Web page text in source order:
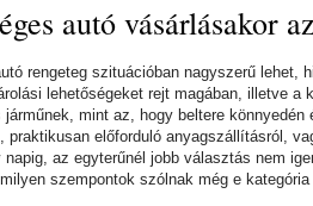
autó vásárlásakor
rengeteg szituációban nagyszerű lehet,
lehetőségeket rejt magában, illetve a
járműnek, mint az, hogy beltere
praktikusan előforduló anyagszállításról,
napig, az egyterűnél jobb választás nem
szempontok szólnak még e